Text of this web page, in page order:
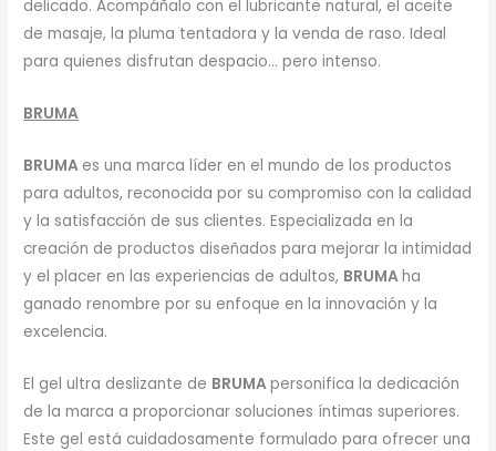
delicado. Acompáñalo con el lubricante natural, el aceite
de masaje, la pluma tentadora y la venda de raso. Ideal
para quienes disfrutan despacio… pero intenso.
BRUMA
BRUMA es una marca líder en el mundo de los productos
para adultos, reconocida por su compromiso con la calidad
y la satisfacción de sus clientes. Especializada en la
creación de productos diseñados para mejorar la intimidad
y el placer en las experiencias de adultos, BRUMAha
ganado renombre por su enfoque en la innovación y la
excelencia.
El gel ultra deslizante de BRUMApersonifica la dedicación
de la marca a proporcionar soluciones íntimas superiores.
Este gel está cuidadosamente formulado para ofrecer una